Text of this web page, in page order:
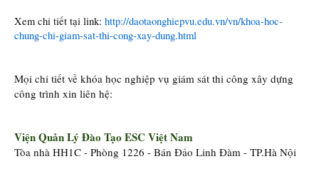
Xem chi tiết tại link: http://daotaonghiepvu.edu.vn/vn/khoa-hoc-
chung-chi-giam-sat-thi-cong-xay-dung.html
Mọi chi tiết về khóa học nghiệp vụ giám sát thi công xây dựng
công trình xin liên hệ:
Viện Quản Lý Đào Tạo ESC Việt Nam
Tòa nhà HH1C - Phòng 1226 - Bán Đảo Linh Đàm - TP.Hà Nội